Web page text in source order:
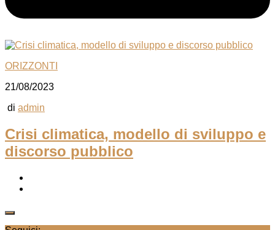
ORIZZONTI
21/08/2023
di admin
Crisi climatica, modello di sviluppo e
discorso pubblico